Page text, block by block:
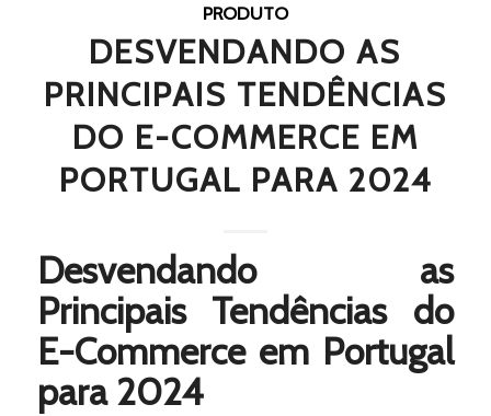
PRODUTO
DESVENDANDO AS
PRINCIPAIS TENDÊNCIAS
DO E-COMMERCE EM
PORTUGAL PARA 2024
Desvendando as
Principais Tendências do
E-Commerce em Portugal
para 2024